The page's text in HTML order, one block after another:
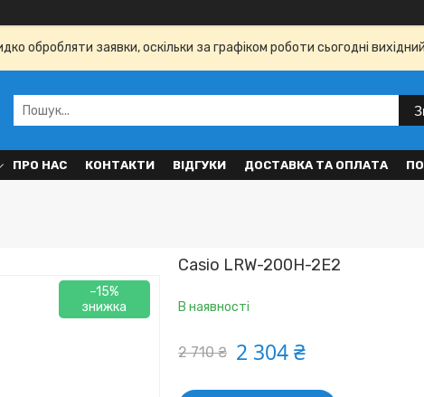
обробляти заявки, оскільки за графіком роботи сьогодні
ПРО НАС КОНТАКТИ ВІДГУКИ ДОСТАВКА ТА ОПЛАТА
–15%
Casio LRW-200H-2E2
В наявності
2 710 ₴ 2 304 ₴